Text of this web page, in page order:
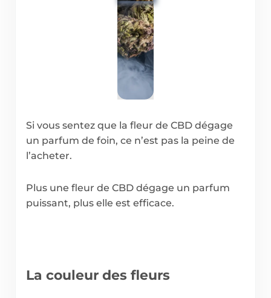
Si vous sentez que la fleur de CBD dégage
un parfum de foin, ce n’est pas la peine de
l’acheter.
Plus une fleur de CBD dégage un parfum
puissant, plus elle est efficace.
La couleur des fleurs